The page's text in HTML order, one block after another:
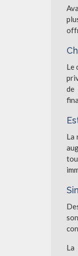
Le
de
La
La